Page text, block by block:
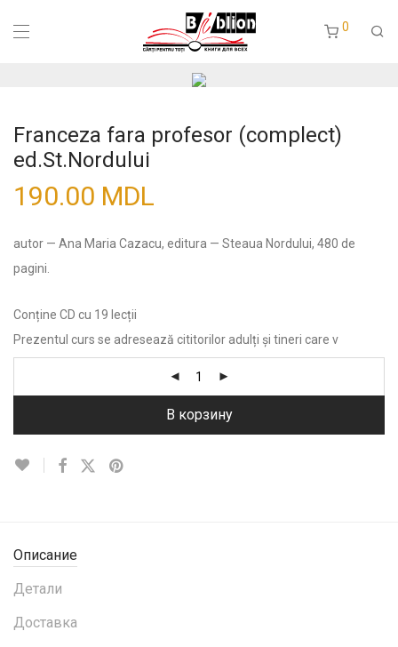
0
Franceza fara profesor (complect)
ed.St.Nordului
190.00 MDL
autor — Ana Maria Cazacu, editura — Steaua Nordului, 480 de
pagini.
Conține CD cu 19 lecții
Prezentul curs se adresează cititorilor adulți și tineri care v
В корзину
Описание
Детали
Доставка